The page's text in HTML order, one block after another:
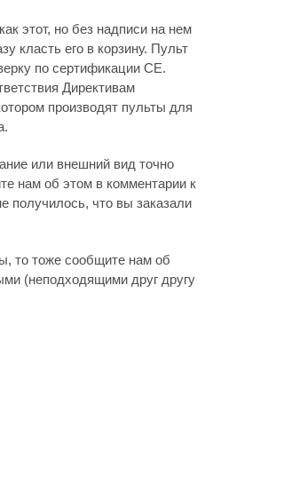
этот, но без надписи на нем
класть его в корзину. Пульт
по сертификации CE.
Директивам
производят пульты для
или внешний вид точно
нам об этом в комментарии к
получилось, что вы заказали
то тоже сообщите нам об
(неподходящими друг другу